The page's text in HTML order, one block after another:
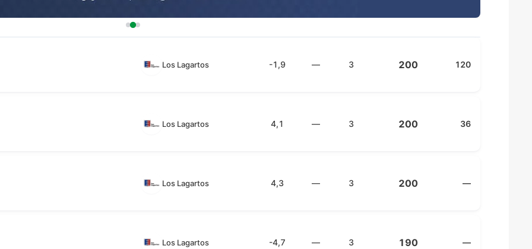
Los Lagartos -1,9 — 3 200 120
Los Lagartos 4,1 — 3 200 36
Los Lagartos 4,3 — 3 200 —
Los Lagartos -4,7 — 3 190 —